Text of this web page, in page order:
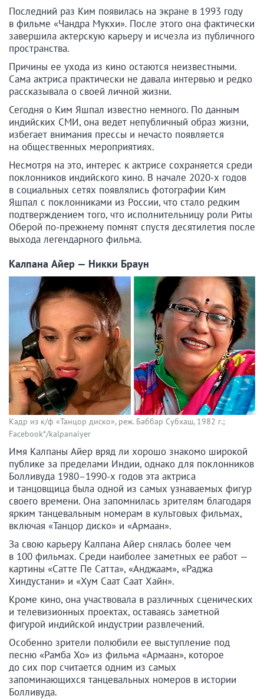
Последний раз Ким появилась на экране в 1993 году
в фильме «Чандра Мукхи». После этого она фактически
завершила актерскую карьеру и исчезла из публичного
пространства.
Причины ее ухода из кино остаются неизвестными.
Сама актриса практически не давала интервью и редко
рассказывала о своей личной жизни.
Сегодня о Ким Яшпал известно немного. По данным
индийских СМИ, она ведет непубличный образ жизни,
избегает внимания прессы и нечасто появляется
на общественных мероприятиях.
Несмотря на это, интерес к актрисе сохраняется среди
поклонников индийского кино. В начале 2020-х годов
в социальных сетях появлялись фотографии Ким
Яшпал с поклонниками из России, что стало редким
подтверждением того, что исполнительницу роли Риты
Оберой по-прежнему помнят спустя десятилетия после
выхода легендарного фильма.
Калпана Айер — Никки Браун
Кадр из к/ф «Танцор диско», реж. Баббар Субхаш, 1982 г.;
Facebook*/kalpanaiyer
Имя Калпаны Айер вряд ли хорошо знакомо широкой
публике за пределами Индии, однако для поклонников
Болливуда 1980–1990-х годов эта актриса
и танцовщица была одной из самых узнаваемых фигур
своего времени. Она запомнилась зрителям благодаря
ярким танцевальным номерам в культовых фильмах,
включая «Танцор диско» и «Армаан».
За свою карьеру Калпана Айер снялась более чем
в 100 фильмах. Среди наиболее заметных ее работ —
картины «Сатте Пе Сатта», «Анджаам», «Раджа
Хиндустани» и «Хум Саат Саат Хайн».
Кроме кино, она участвовала в различных сценических
и телевизионных проектах, оставаясь заметной
фигурой индийской индустрии развлечений.
Особенно зрители полюбили ее выступление под
песню «Рамба Хо» из фильма «Армаан», которое
до сих пор считается одним из самых
запоминающихся танцевальных номеров в истории
Болливуда.